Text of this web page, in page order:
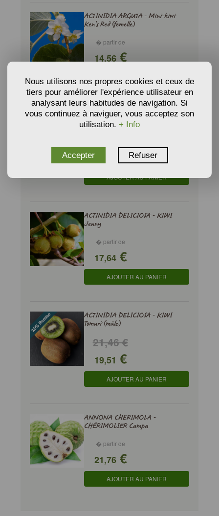
ACTINIDIA ARGUTA - Mini-kiwi
Ken's Red (femelle)
� partir de
14,56€
AJOUTER AU PANIER
ACTINIDIA ARGUTA - Mini-kiwi
'Weiki' (mâle)
17,80
AJOUTER AU PANIER
ACTINIDIA DELICIOSA - KIWI
Jenny
� partir de
17,64€
AJOUTER AU PANIER
ACTINIDIA DELICIOSA - KIWI
Tomuri (mâle)
21,46 €
19,51 €
AJOUTER AU PANIER
ANNONA CHERIMOLA -
CHÉRIMOLIER Campa
� partir de
21,76€
AJOUTER AU PANIER
Nous utilisons nos propres cookies et ceux de
tiers pour améliorer l'expérience utilisateur en
analysant leurs habitudes de navigation. Si
vous continuez à naviguer, vous acceptez son
utilisation. + Info
Accepter Refuser